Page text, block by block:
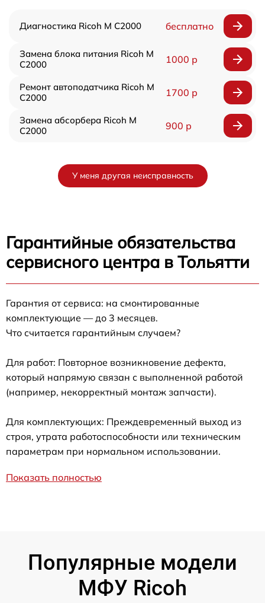
Диагностика Ricoh M C2000 бесплатно
Замена блока питания Ricoh M
C2000
1000 р
Ремонт автоподатчика Ricoh M
C2000
1700 р
Замена абсорбера Ricoh M
C2000
900 р
У меня другая неисправность
Гарантийные обязательства
сервисного центра в Тольятти
Гарантия от сервиса: на смонтированные
комплектующие — до 3 месяцев.
Что считается гарантийным случаем?
Для работ: Повторное возникновение дефекта,
который напрямую связан с выполненной работой
(например, некорректный монтаж запчасти).
Для комплектующих: Преждевременный выход из
строя, утрата работоспособности или техническим
параметрам при нормальном использовании.
Показать полностью
Популярные модели
МФУ Ricoh